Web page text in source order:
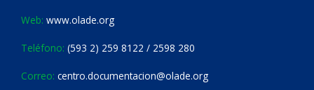
Web: www.olade.org
Teléfono: (593 2) 259 8122 / 2598 280
Correo: centro.documentacion@olade.org